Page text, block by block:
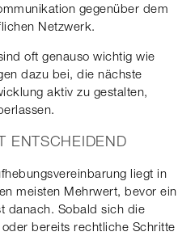
gegenüber dem
Netzwerk.
oft genauso wichtig wie
dazu bei, die nächste
aktiv zu gestalten,
ENTSCHEIDEND
liegt in
meisten Mehrwert, bevor ein
danach. Sobald sich die
bereits rechtliche Schritte